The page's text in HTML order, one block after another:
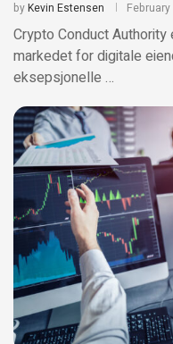
byKevin Estensen
Crypto Conduct
markedet for digitale
eksepsjonelle …